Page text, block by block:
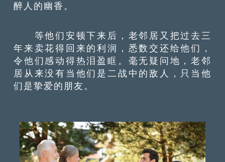
醉人的幽香。
等他们安顿下来后，老邻居又把过去三
年来卖花得回来的利润，悉数交还给他们，
令他们感动得热泪盈眶。毫无疑问地，老邻
居从来没有当他们是二战中的敌人，只当他
们是挚爱的朋友。